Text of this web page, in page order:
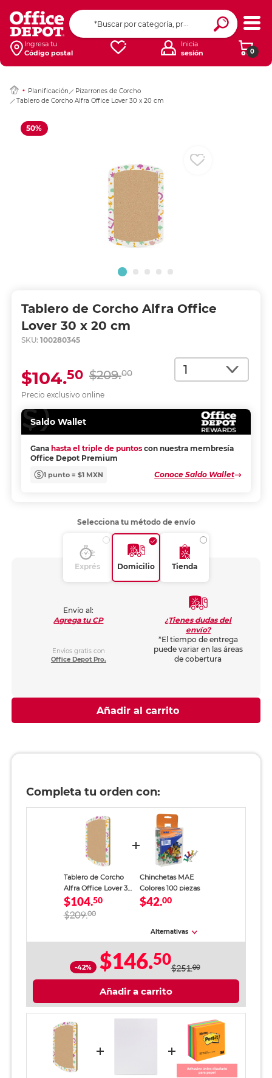
Ingresa tu
Código postal
0
Inicia
sesión
Planificación
Pizarrones de Corcho
Tablero de Corcho Alfra Office Lover 30 x 20 cm
50%
Tablero de Corcho Alfra Office
Lover 30 x 20 cm
SKU: 100280345
Cantidad
Precio exclusivo online
$209.00
$104.50
Saldo Wallet
Gana hasta el triple de puntos con nuestra membresía
Office Depot Premium
1 punto = $1 MXN Conoce Saldo Wallet
Ingresar Codigo
Selecciona tu método de envío
Exprés Domicilio Tienda
Envío al:
Agrega tu CP
Envíos gratis con
Office Depot Pro.
¿Tienes dudas del
envío?
*El tiempo de entrega
puede variar en las áreas
de cobertura
Añadir al carrito
Completa tu orden con:
Tablero de Corcho
Alfra Office Lover 30
x 20 cm
$104.50
$209.00
Chinchetas MAE
Colores 100 piezas
$42.00
Alternativas
-42% $146.50$251.00
Añadir a carrito